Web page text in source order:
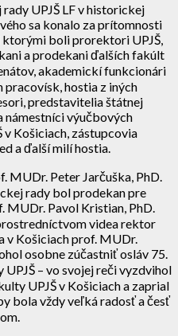
UPJŠ LF v historickej
sa konalo za prítomnosti
boli prorektori UPJŠ,
a prodekani ďalších fakúlt
akademickí funkcionári
pracovísk, hostia z iných
predstavitelia štátnej
námestníci výučbových
Košiciach, zástupcovia
a ďalší milí hostia.
Peter Jarčuška, PhD.
rady bol prodekan pre
Pavol Kristian, PhD.
videa rektor
v Košiciach prof. MUDr.
osobne zúčastniť osláv 75.
– vo svojej reči vyzdvihol
UPJŠ v Košiciach a zaprial
bola vždy veľká radosť a česť